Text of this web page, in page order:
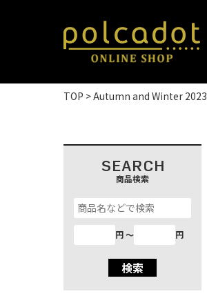
TOP Autumn and Winter 2023
SEARCH
商品検索
円 〜 円
検索